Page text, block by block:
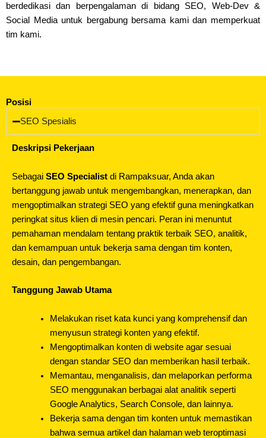
berdedikasi dan berpengalaman di bidang SEO, Web-Dev &
Social Media untuk bergabung bersama kami dan memperkuat
tim kami.
Posisi
SEO Spesialis
Deskripsi Pekerjaan
Sebagai SEO Specialist di Rampaksuar, Anda akan
bertanggung jawab untuk mengembangkan, menerapkan, dan
mengoptimalkan strategi SEO yang efektif guna meningkatkan
peringkat situs klien di mesin pencari. Peran ini menuntut
pemahaman mendalam tentang praktik terbaik SEO, analitik,
dan kemampuan untuk bekerja sama dengan tim konten,
desain, dan pengembangan.
Tanggung Jawab Utama
Melakukan riset kata kunci yang komprehensif dan
menyusun strategi konten yang efektif.
Mengoptimalkan konten di website agar sesuai
dengan standar SEO dan memberikan hasil terbaik.
Memantau, menganalisis, dan melaporkan performa
SEO menggunakan berbagai alat analitik seperti
Google Analytics, Search Console, dan lainnya.
Bekerja sama dengan tim konten untuk memastikan
bahwa semua artikel dan halaman web teroptimasi